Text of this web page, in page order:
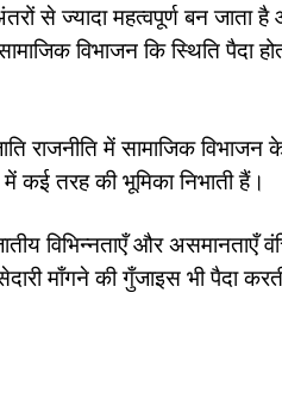
से ज्यादा महत्वपूर्ण बन जाता
विभाजन कि स्थिति पैदा
राजनीति में सामाजिक
में कई तरह की भूमिका निभाती हैं।
विभिन्नताएँ और
माँगने की गुँजाइस भी पैदा